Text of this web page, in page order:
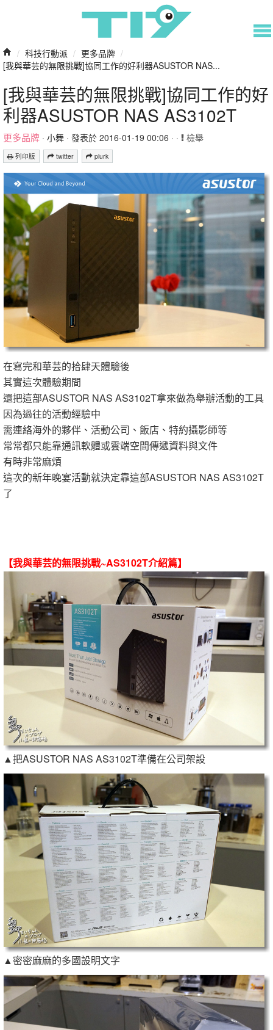
/ 科技行動派 / 更多品牌 /
[我與華芸的無限挑戰]協同工作的好利器ASUSTOR NAS...
[我與華芸的無限挑戰]協同工作的好
利器ASUSTOR NAS AS3102T
更多品牌 · 小舞 · 發表於 2016-01-19 00:06 · · 檢舉
列印版 twitter plurk
在寫完和華芸的拾肆天體驗後
其實這次體驗期間
還把這部ASUSTOR NAS AS3102T拿來做為舉辦活動的工具
因為過往的活動經驗中
需連絡海外的夥伴、活動公司、飯店、特約攝影師等
常常都只能靠通訊軟體或雲端空間傳遞資料與文件
有時非常麻煩
這次的新年晚宴活動就決定靠這部ASUSTOR NAS AS3102T
了
【我與華芸的無限挑戰~AS3102T介紹篇】
▲把ASUSTOR NAS AS3102T準備在公司架設
▲密密麻麻的多國設明文字